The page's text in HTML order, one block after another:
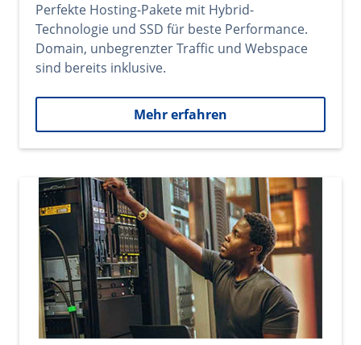
Perfekte Hosting-Pakete mit Hybrid-
Technologie und SSD für beste Performance.
Domain, unbegrenzter Traffic und Webspace
sind bereits inklusive.
Mehr erfahren